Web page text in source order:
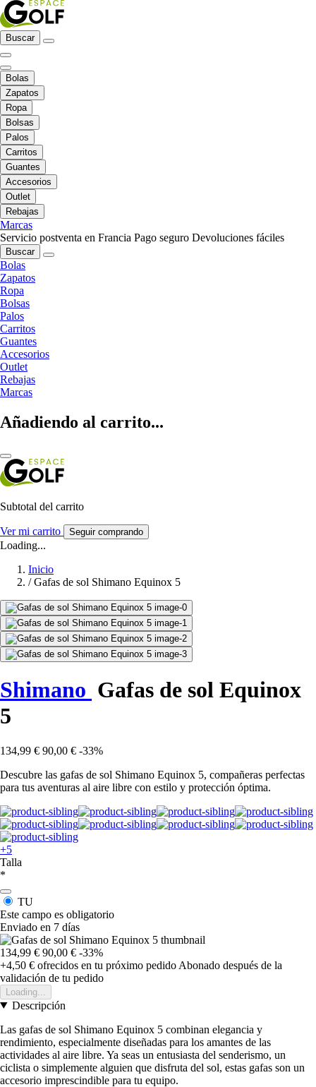
Buscar
Bolas
Zapatos
Ropa
Bolsas
Palos
Carritos
Guantes
Accesorios
Outlet
Rebajas
Marcas
Servicio postventa en Francia Pago seguro Devoluciones fáciles
Buscar
Bolas
Zapatos
Ropa
Bolsas
Palos
Carritos
Guantes
Accesorios
Outlet
Rebajas
Marcas
Añadiendo al carrito...
Subtotal del carrito
Ver mi carrito Seguir comprando
Loading...
Inicio
/ Gafas de sol Shimano Equinox 5
Shimano Gafas de sol Equinox
5
134,99 € 90,00 € -33%
Descubre las gafas de sol Shimano Equinox 5, compañeras perfectas
para tus aventuras al aire libre con estilo y protección óptima.
+5
Talla
*
TU
Este campo es obligatorio
Enviado en 7 días
134,99 € 90,00 € -33%
+4,50 € ofrecidos en tu próximo pedido Abonado después de la
validación de tu pedido
Loading...
Descripción
Las gafas de sol Shimano Equinox 5 combinan elegancia y
rendimiento, especialmente diseñadas para los amantes de las
actividades al aire libre. Ya seas un entusiasta del senderismo, un
ciclista o simplemente alguien que disfruta del sol, estas gafas son un
accesorio imprescindible para tu equipo.